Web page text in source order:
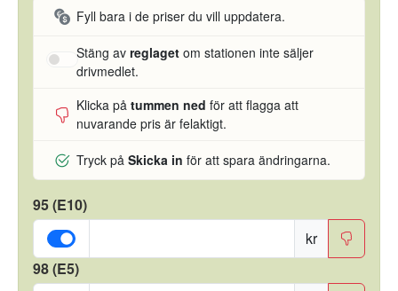
Fyll bara i de priser du vill uppdatera.
Stäng av reglaget om stationen inte säljer
drivmedlet.
Klicka på tummen ned för att flagga att
nuvarande pris är felaktigt.
Tryck på Skicka in för att spara ändringarna.
95 (E10)
kr
98 (E5)